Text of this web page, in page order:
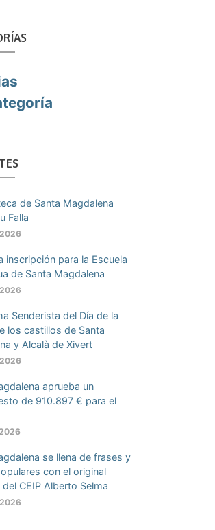
de Santa Magdalena
Falla
inscripción para la Escuela
de Santa Magdalena
Senderista del Día de la
los castillos de Santa
y Alcalà de Xivert
aprueba un
de 910.897 € para el
se llena de frases y
con el original
del CEIP Alberto Selma